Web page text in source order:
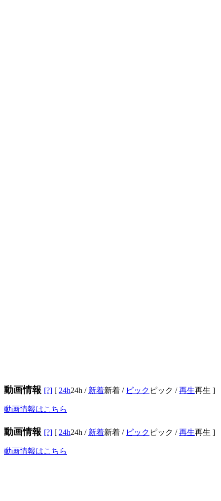
動画情報 [?] [ 24h24h / 新着新着 / ピック ピック /再生再生 ]
動画情報はこちら
動画情報 [?] [ 24h24h / 新着新着 / ピック ピック /再生再生 ]
動画情報はこちら